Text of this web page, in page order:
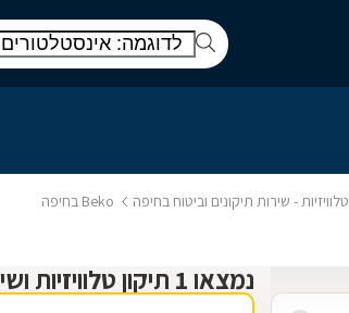
טלוויזיות - שירות תיקונים וביטוח בחיפה Beko בחיפה
נמצאו 1 תיקון טלוויזיות ושירותי ביטוח